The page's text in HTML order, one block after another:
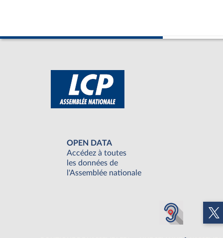
OPEN DATA
Accédez à toutes
les données de
l'Assemblée nationale